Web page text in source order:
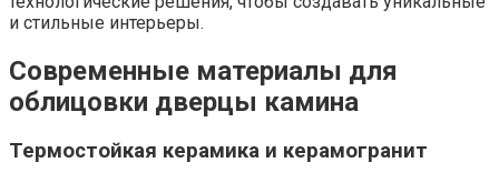
и стильные интерьеры.
Современные материалы для
облицовки дверцы камина
Термостойкая керамика и керамогранит